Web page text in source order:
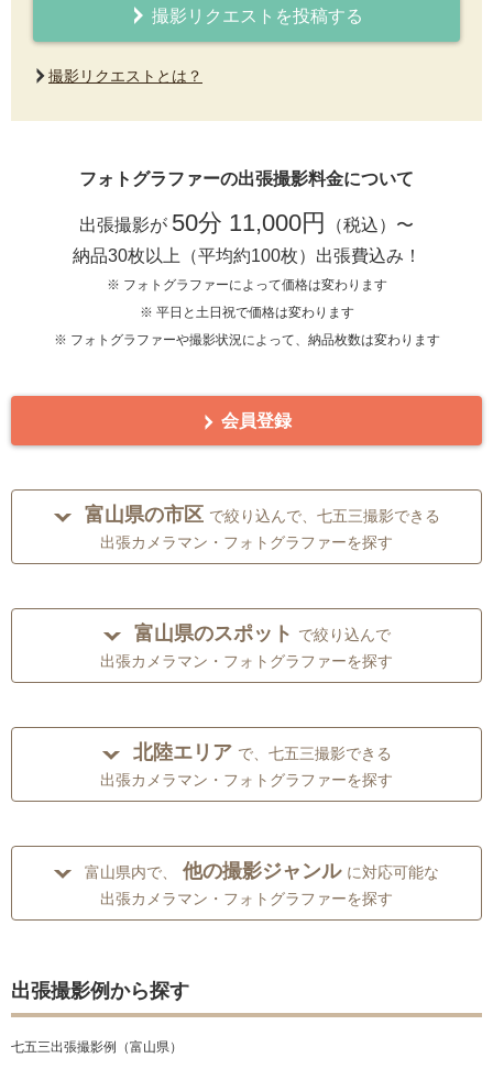
撮影リクエストを投稿する
撮影リクエストとは？
フォトグラファーの出張撮影料金について
出張撮影が 50分 11,000円
（税込）〜
納品30枚以上（平均約100枚）出張費込み！
※ フォトグラファーによって価格は変わります
※ 平日と土日祝で価格は変わります
※ フォトグラファーや撮影状況によって、納品枚数は変わります
会員登録
富山県の市区 で絞り込んで、七五三撮影できる
出張カメラマン・フォトグラファーを探す
富山県のスポット で絞り込んで
出張カメラマン・フォトグラファーを探す
北陸エリア で、七五三撮影できる
出張カメラマン・フォトグラファーを探す
富山県内で、 他の撮影ジャンル に対応可能な
出張カメラマン・フォトグラファーを探す
出張撮影例から探す
七五三出張撮影例（富山県）